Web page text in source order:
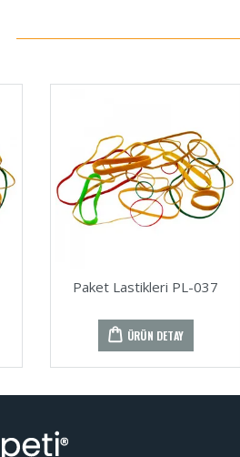
Paket Lastikleri PL-037
ÜRÜN DETAY